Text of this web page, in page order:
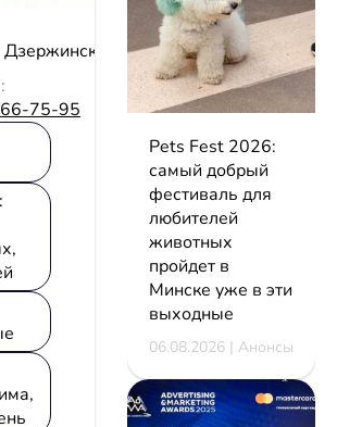
15
75-95
Pets Fest 2026:
самый добрый
фестиваль для
любителей
животных
пройдет в
Минске уже в эти
выходные
06.08.2026 | Анонсы